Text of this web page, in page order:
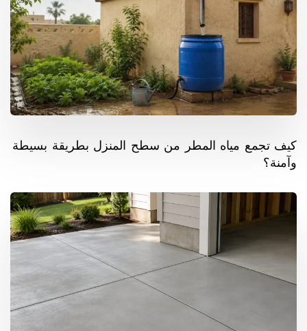
كيف تجمع مياه المطر من سطح المنزل بطريقة بسيطة
وآمنة؟